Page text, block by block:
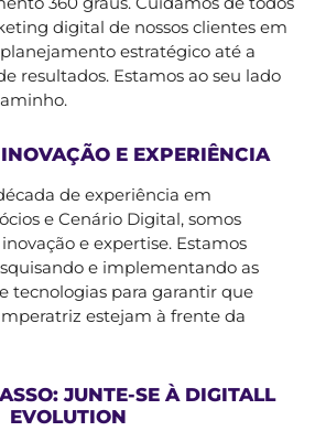
digital de nossos clientes em
estratégico até a
resultados. Estamos ao seu lado
E EXPERIÊNCIA
de experiência em
e Cenário Digital, somos
e expertise. Estamos
e implementando as
tecnologias para garantir que
estejam à frente da
JUNTE-SE À DIGITALL
EVOLUTION